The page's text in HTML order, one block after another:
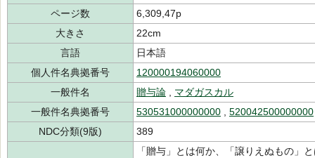
ページ数
6,309,47p
大きさ
22cm
言語
日本語
個人件名典拠番号
120000194060000
一般件名
贈与論
マダガスカル
一般件名典拠番号
530531000000000
520042500000000
NDC分類(9版)
389
「贈与」とは何か、「譲りえぬもの」